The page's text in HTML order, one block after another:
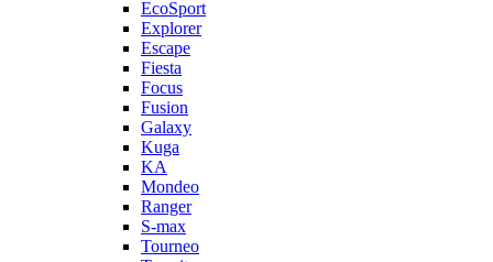
EcoSport
Explorer
Escape
Fiesta
Focus
Fusion
Galaxy
Kuga
KA
Mondeo
Ranger
S-max
Tourneo